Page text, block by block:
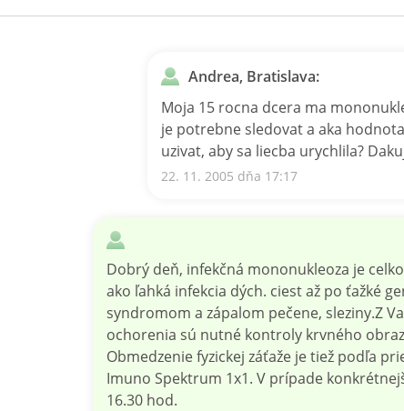
Andrea, Bratislava:
Moja 15 rocna dcera ma
je potrebne sledovat a aka
uzivat, aby sa liecba urychlila?
22. 11. 2005 dňa 17:17
Dobrý deň, infekčná mononukleoza je
ako ľahká infekcia dých. ciest až po ťažké
syndromom a zápalom pečene, sleziny.Z
ochorenia sú nutné kontroly krvného
Obmedzenie fyzickej záťaže je tiež podľa
Imuno Spektrum 1x1. V prípade
16.30 hod.